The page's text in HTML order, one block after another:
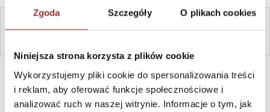
Zgoda Szczegóły O plikach cookies
Niniejsza strona korzysta z plików cookie
Wykorzystujemy pliki cookie do spersonalizowania treści
i reklam, aby oferować funkcje społecznościowe i
analizować ruch w naszej witrynie. Informacje o tym, jak
381 865